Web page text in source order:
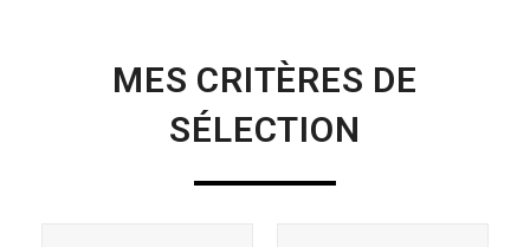
MES CRITÈRES DE
SÉLECTION